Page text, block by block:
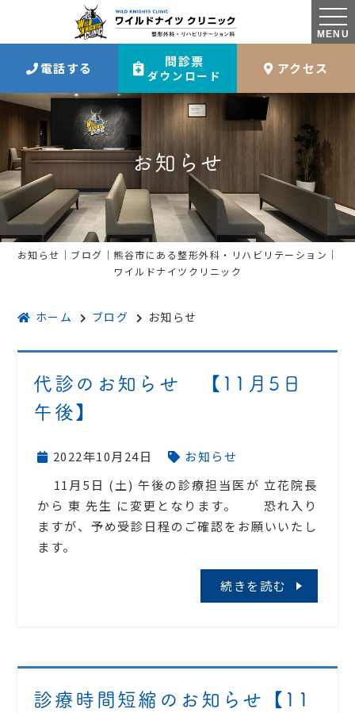
MENU
電話する 問診票
ダウンロード アクセス
お知らせ
お知らせ｜ブログ｜熊谷市にある整形外科・リハビリテーション｜
ワイルドナイツクリニック
ホーム ブログ お知らせ
代診のお知らせ 【11月5日
午後】
2022年10月24日
お知らせ
11月5日 (土) 午後の診療担当医が 立花院長
から 東 先生 に変更となります。 恐れ入り
ますが、予め受診日程のご確認をお願いいたし
ます。
続きを読む
診療時間短縮のお知らせ【11